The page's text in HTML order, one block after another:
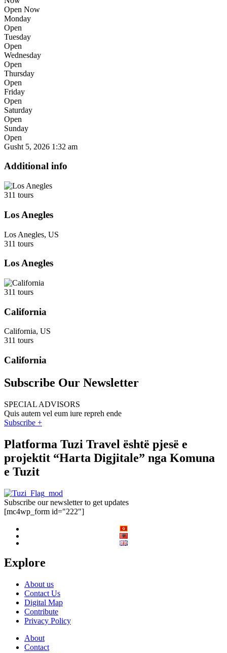
Open Now
Monday
Open
Tuesday
Open
Wednesday
Open
Thursday
Open
Friday
Open
Saturday
Open
Sunday
Open
Gusht 5, 2026 1:32 am
Additional info
311 tours
Los Anegles
Los Anegles, US
311 tours
Los Anegles
311 tours
California
California, US
311 tours
California
Subscribe Our Newsletter
SPECIAL ADVISORS
Quis autem vel eum iure repreh ende
Subscribe +
Platforma Tuzi Travel është pjesë e
projektit “Harta Digjitale” nga Komuna
e Tuzit
Subscribe our newsletter to get updates
[mc4wp_form id="222"]
Explore
About us
Contact Us
Digital Map
Contribute
Privacy Policy
About
Contact